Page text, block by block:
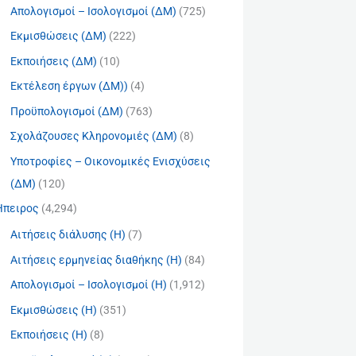
Απολογισμοί – Ισολογισμοί (ΔΜ) (725)
Εκμισθώσεις (ΔΜ) (222)
Εκποιήσεις (ΔΜ) (10)
Εκτέλεση έργων (ΔΜ)) (4)
Προϋπολογισμοί (ΔΜ) (763)
Σχολάζουσες Κληρονομιές (ΔΜ) (8)
Υποτροφίες – Οικονομικές Ενισχύσεις
(ΔΜ) (120)
(4,294)
Αιτήσεις διάλυσης (Η) (7)
Αιτήσεις ερμηνείας διαθήκης (Η) (84)
Απολογισμοί – Ισολογισμοί (Η) (1,912)
Εκμισθώσεις (Η) (351)
Εκποιήσεις (Η) (8)